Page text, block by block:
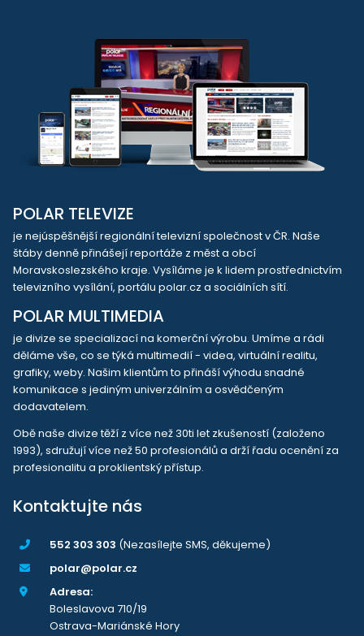
POLAR TELEVIZE
je nejúspěšnější regionální televizní společnost v ČR. Naše
štáby denně přinášejí reportáže z měst a obcí
Moravskoslezského kraje. Vysíláme je k lidem prostřednictvím
televizního vysílání, portálu polar.cz a sociálních sítí.
POLAR MULTIMEDIA
je divize se specializací na komerční výrobu. Umíme a rádi
děláme vše, co se týká multimedií - videa, virtuální realitu,
grafiky, weby. Našim klientům to přináší výhodu snadné
komunikace s jediným univerzálním a osvědčeným
dodavatelem.
Obě naše divize těží z více než 30ti let zkušeností (založeno
1993), sdružují více než 50 profesionálů a drží řadu ocenění za
profesionalitu a proklientský přístup.
Kontaktujte nás
552 303 303 (Nezasílejte SMS, děkujeme)
polar@polar.cz
Adresa:
Boleslavova 710/19
Ostrava-Mariánské Hory